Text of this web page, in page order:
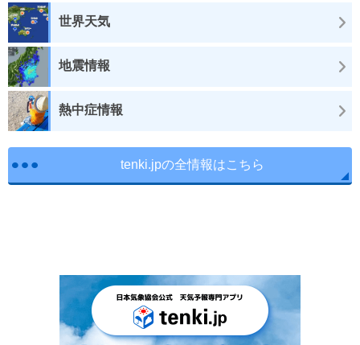
世界天気
地震情報
熱中症情報
tenki.jpの全情報はこちら